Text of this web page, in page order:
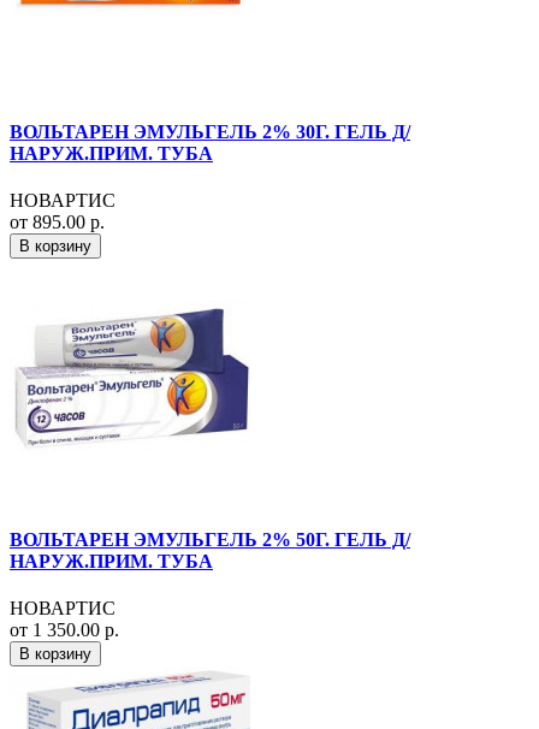
ВОЛЬТАРЕН ЭМУЛЬГЕЛЬ 2% 30Г. ГЕЛЬ Д/
НАРУЖ.ПРИМ. ТУБА
НОВАРТИС
от 895.00 р.
В корзину
ВОЛЬТАРЕН ЭМУЛЬГЕЛЬ 2% 50Г. ГЕЛЬ Д/
НАРУЖ.ПРИМ. ТУБА
НОВАРТИС
от 1 350.00 р.
В корзину